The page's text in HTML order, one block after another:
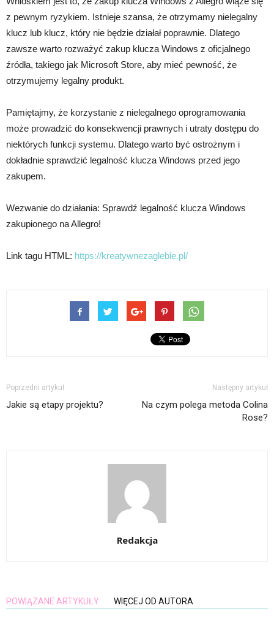
z pewnym ryzykiem. Istnieje szansa, że otrzymamy nielegalny
klucz lub klucz, który nie będzie działał poprawnie. Dlatego
zawsze warto rozważyć zakup klucza Windows z oficjalnego
źródła, takiego jak Microsoft Store, aby mieć pewność, że
otrzymujemy legalny produkt.
Pamiętajmy, że korzystanie z nielegalnego oprogramowania
może prowadzić do konsekwencji prawnych i utraty dostępu do
niektórych funkcji systemu. Dlatego warto być ostrożnym i
dokładnie sprawdzić legalność klucza Windows przed jego
zakupem.
Wezwanie do działania: Sprawdź legalność klucza Windows
zakupionego na Allegro!
Link tagu HTML: https://kreatywnezaglebie.pl/
Poprzedni artykuł
Jakie są etapy projektu?
Następny artykuł
Na czym polega metoda Colina
Rose?
Redakcja
POWIĄZANE ARTYKUŁY WIĘCEJ OD AUTORA